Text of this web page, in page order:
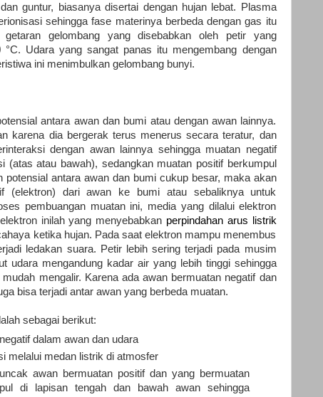
guntur, biasanya disertai dengan hujan lebat. Plasma
sehingga fase materinya berbeda dengan gas itu
gelombang yang disebabkan oleh petir yang
°C. Udara yang sangat panas itu mengembang dengan
ini menimbulkan gelombang bunyi.
antara awan dan bumi atau dengan awan lainnya.
karena dia bergerak terus menerus secara teratur, dan
dengan awan lainnya sehingga muatan negatif
(atas atau bawah), sedangkan muatan positif berkumpul
potensial antara awan dan bumi cukup besar, maka akan
(elektron) dari awan ke bumi atau sebaliknya untuk
pembuangan muatan ini, media yang dilalui elektron
inilah yang menyebabkan perpindahan arus listrik
ketika hujan. Pada saat elektron mampu menembus
ledakan suara. Petir lebih sering terjadi pada musim
udara mengandung kadar air yang lebih tinggi sehingga
mengalir. Karena ada awan bermuatan negatif dan
bisa terjadi antar awan yang berbeda muatan.
sebagai berikut:
dalam awan dan udara
melalui medan listrik di atmosfer
awan bermuatan positif dan yang bermuatan
di lapisan tengah dan bawah awan sehingga